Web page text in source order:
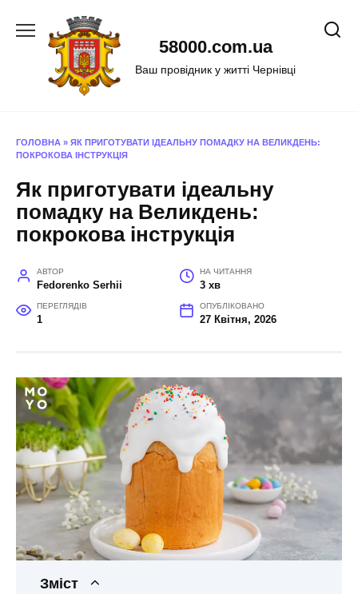
58000.com.ua
Ваш провідник у житті Чернівці
ГОЛОВНА » ЯК ПРИГОТУВАТИ ІДЕАЛЬНУ ПОМАДКУ НА ВЕЛИКДЕНЬ:
ПОКРОКОВА ІНСТРУКЦІЯ
Як приготувати ідеальну
помадку на Великдень:
покрокова інструкція
АВТОР
Fedorenko Serhii
НА ЧИТАННЯ
3 хв
ПЕРЕГЛЯДІВ
1
ОПУБЛІКОВАНО
27 Квітня, 2026
Зміст